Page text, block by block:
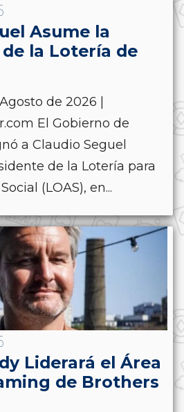
Asume la
la Lotería de
de 2026 |
El Gobierno de
a Claudio Seguel
de la Lotería para
(LOAS), en...
Liderará el Área
de Brothers